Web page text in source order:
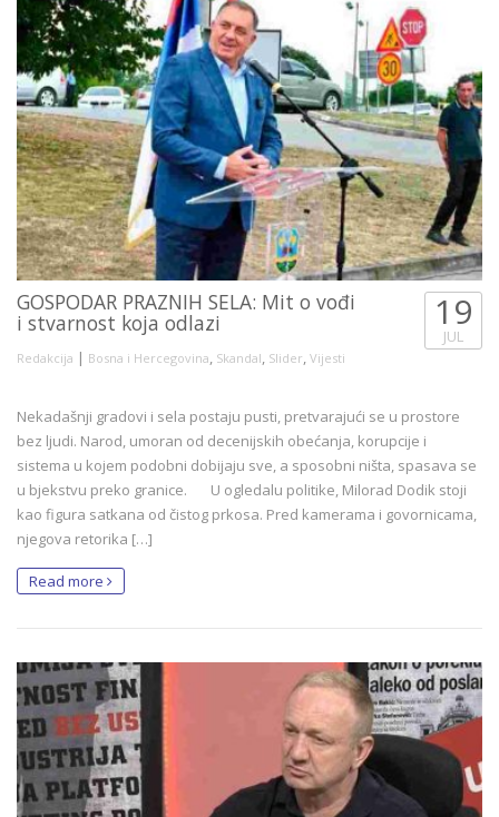
GOSPODAR PRAZNIH SELA: Mit o vođi
i stvarnost koja odlazi
Redakcija | Bosna i Hercegovina, Skandal, Slider, Vijesti
19
JUL
Nekadašnji gradovi i sela postaju pusti, pretvarajući se u prostore
bez ljudi. Narod, umoran od decenijskih obećanja, korupcije i
sistema u kojem podobni dobijaju sve, a sposobni ništa, spasava se
u bjekstvu preko granice. U ogledalu politike, Milorad Dodik stoji
kao figura satkana od čistog prkosa. Pred kamerama i govornicama,
njegova retorika […]
Read more